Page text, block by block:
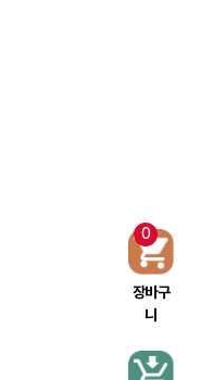
0
장바구
니